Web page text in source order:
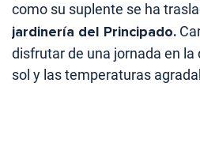
como su suplente se ha
jardinería del Principado.
disfrutar de una jornada en la
sol y las temperaturas